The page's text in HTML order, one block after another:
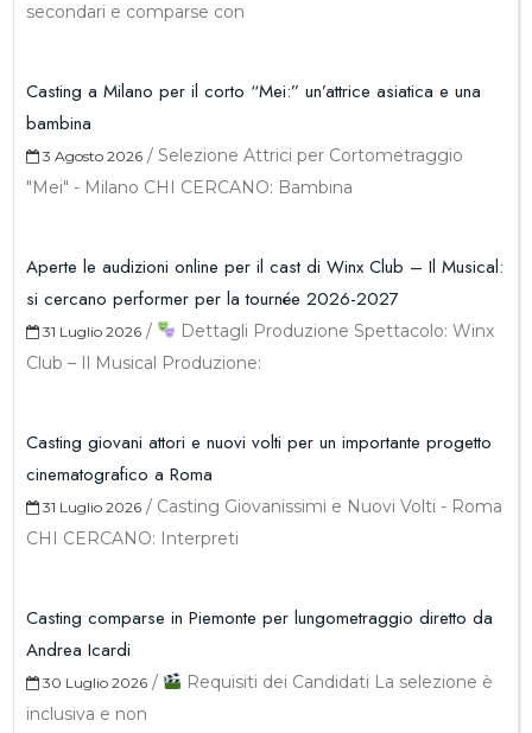
secondari e comparse con
Casting a Milano per il corto “Mei:” un’attrice asiatica e una
bambina
3 Agosto 2026 / Selezione Attrici per Cortometraggio
"Mei" - Milano CHI CERCANO: Bambina
Aperte le audizioni online per il cast di Winx Club – Il Musical:
si cercano performer per la tournée 2026-2027
31 Luglio 2026 /
Dettagli Produzione Spettacolo: Winx
Club – Il Musical Produzione:
Casting giovani attori e nuovi volti per un importante progetto
cinematografico a Roma
31 Luglio 2026 / Casting Giovanissimi e Nuovi Volti - Roma
CHI CERCANO: Interpreti
Casting comparse in Piemonte per lungometraggio diretto da
Andrea Icardi
30 Luglio 2026 /
Requisiti dei Candidati La selezione è
inclusiva e non